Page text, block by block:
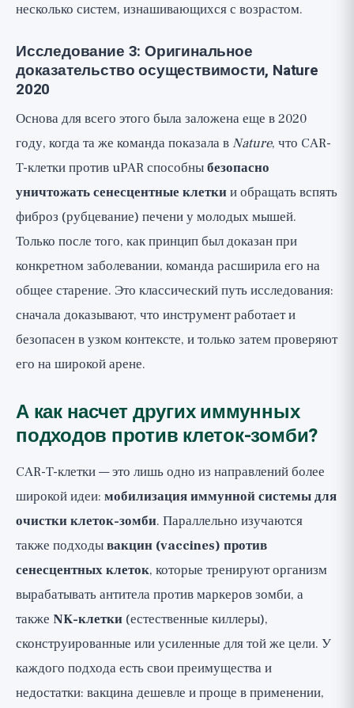
несколько систем, изнашивающихся с возрастом.
Исследование 3: Оригинальное
доказательство осуществимости, Nature
2020
Основа для всего этого была заложена еще в 2020
году, когда та же команда показала вNature, что CAR-
T-клетки против uPAR способныбезопасно
уничтожать сенесцентные клеткии обращать вспять
фиброз (рубцевание) печени у молодых мышей.
Только после того, как принцип был доказан при
конкретном заболевании, команда расширила его на
общее старение. Это классический путь исследования:
сначала доказывают, что инструмент работает и
безопасен в узком контексте, и только затем проверяют
его на широкой арене.
А как насчет других иммунных
подходов против клеток-зомби?
CAR-T-клетки — это лишь одно из направлений более
широкой идеи: мобилизация иммунной системы для
очистки клеток-зомби. Параллельно изучаются
также подходывакцин (vaccines) против
сенесцентных клеток, которые тренируют организм
вырабатывать антитела против маркеров зомби, а
также NK-клетки (естественные киллеры),
сконструированные или усиленные для той же цели. У
каждого подхода есть свои преимущества и
недостатки: вакцина дешевле и проще в применении,